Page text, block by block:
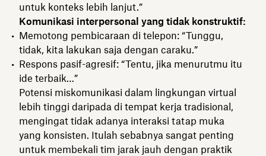
untuk konteks lebih lanjut.”
Komunikasi interpersonal yang tidak konstruktif:
Memotong pembicaraan di telepon: “Tunggu,
tidak, kita lakukan saja dengan caraku.”
Respons pasif-agresif: “Tentu, jika menurutmu itu
ide terbaik…”
Potensi miskomunikasi dalam lingkungan virtual
lebih tinggi daripada di tempat kerja tradisional,
mengingat tidak adanya interaksi tatap muka
yang konsisten. Itulah sebabnya sangat penting
untuk membekali tim jarak jauh dengan praktik